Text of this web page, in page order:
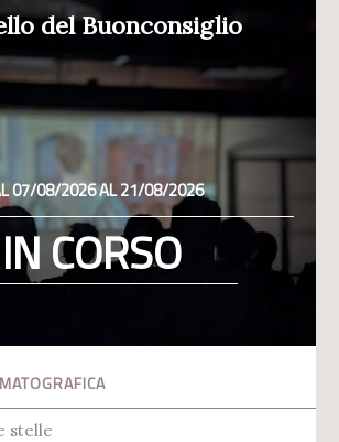
del Buonconsiglio
07/08/2026 AL 21/08/2026
IN CORSO
stelle